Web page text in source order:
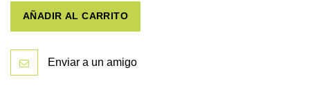
AÑADIR AL CARRITO
Enviar a un amigo